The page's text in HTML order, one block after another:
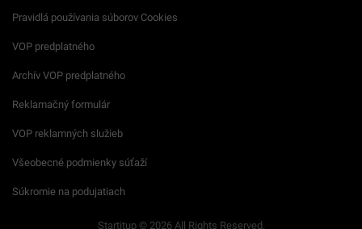
Pravidlá používania súborov Cookies
VOP predplatného
Archív VOP predplatného
Reklamačný formulár
VOP reklamných služieb
Všeobecné podmienky súťaží
Súkromie na podujatiach
Startitup © 2026 All Rights Reserved.